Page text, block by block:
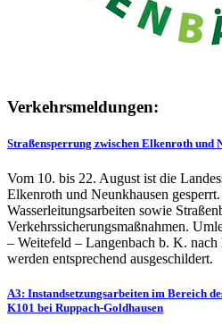
Verkehrsmeldungen:
Straßensperrung zwischen Elkenroth und
Vom 10. bis 22. August ist die
Elkenroth und Neunkhausen
Wasserleitungsarbeiten sowie
Verkehrssicherungsmaßnahmen.
– Weitefeld – Langenbach b. K.
werden entsprechend ausgeschildert.
A3: Instandsetzungsarbeiten im Bereich
K101 bei Ruppach-Goldhausen